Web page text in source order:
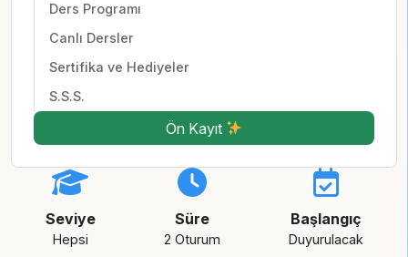
Ders Programı
Canlı Dersler
Sertifika ve Hediyeler
S.S.S.
Ön Kayıt
Seviye
Hepsi
Süre
2 Oturum
Başlangıç
Duyurulacak